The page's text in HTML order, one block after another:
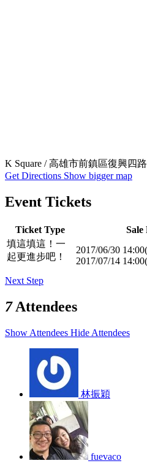
K Square / 高雄市前鎮區復興四
Get Directions Show bigger map
Event Tickets
Ticket Type Sale
填這填這！一
起更進步吧！
2017/06/30
2017/07/14
Next Step
7Attendees
Show Attendees Hide Attendees
林振穎
fuevaco